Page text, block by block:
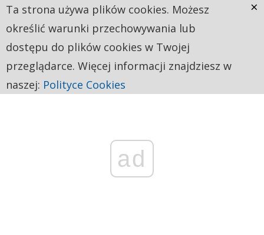
ad
Ta strona używa plików cookies. Możesz
określić warunki przechowywania lub
dostępu do plików cookies w Twojej
przeglądarce. Więcej informacji znajdziesz w
naszej: Polityce Cookies
×